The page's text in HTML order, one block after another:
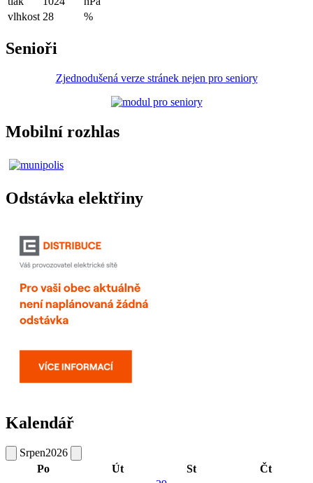
vlhkost 28 %
Senioři
Zjednodušená verze stránek nejen pro seniory
Mobilní rozhlas
Odstávka elektřiny
Kalendář
Srpen2026
Po
Út St Čt